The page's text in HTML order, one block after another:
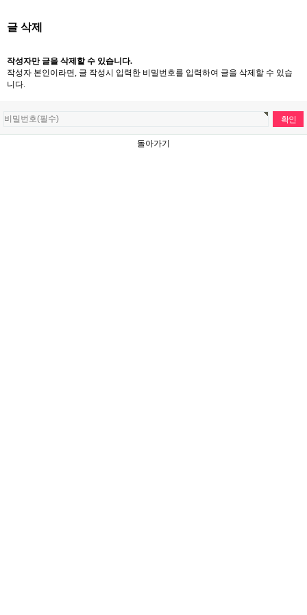
글 삭제
작성자만 글을 삭제할 수 있습니다.
작성자 본인이라면, 글 작성시 입력한 비밀번호를 입력하여 글을 삭제할 수 있습
니다.
돌아가기